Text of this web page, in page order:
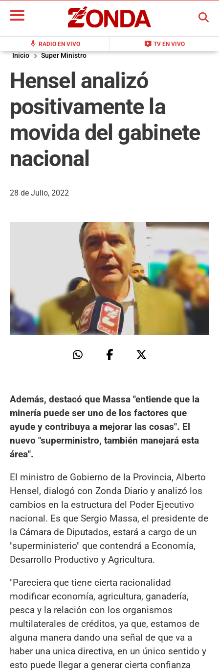
mic RADIO EN VIVO live_tv TV EN VIVO
BUSCAR
Inicio Super Ministro
Hensel analizó
positivamente la
movida del gabinete
nacional
28 de Julio, 2022
Además, destacó que Massa "entiende que la
minería puede ser uno de los factores que
ayude y contribuya a mejorar las cosas". El
nuevo "superministro, también manejará esta
área".
El ministro de Gobierno de la Provincia, Alberto
Hensel, dialogó con Zonda Diario y analizó los
cambios en la estructura del Poder Ejecutivo
nacional. Es que Sergio Massa, el presidente de
la Cámara de Diputados, estará a cargo de un
"superministerio" que contendrá a Economía,
Desarrollo Productivo y Agricultura.
"Pareciera que tiene cierta racionalidad
modificar economía, agricultura, ganadería,
pesca y la relación con los organismos
multilaterales de créditos, ya que, estamos de
alguna manera dando una señal de que va a
haber una unica directiva, en un único sentido y
esto puede llegar a generar cierta confianza